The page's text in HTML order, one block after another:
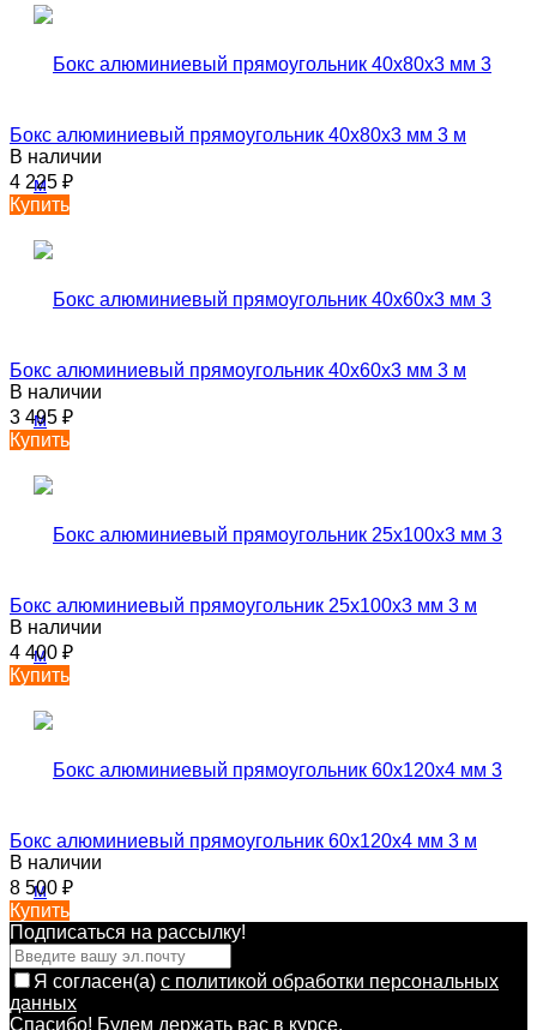
Бокс алюминиевый прямоугольник 40х80х3 мм 3 м
В наличии
4 225 ₽
Купить
Бокс алюминиевый прямоугольник 40х60х3 мм 3 м
В наличии
3 495 ₽
Купить
Бокс алюминиевый прямоугольник 25х100х3 мм 3 м
В наличии
4 400 ₽
Купить
Бокс алюминиевый прямоугольник 60х120х4 мм 3 м
В наличии
8 500 ₽
Купить
Подписаться на рассылкy!
Я согласен(a) с политикой обработки персональных
данных
Спасибо! Будем держать вас в курсе.